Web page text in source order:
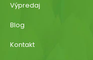
Výpredaj
Blog
Kontakt